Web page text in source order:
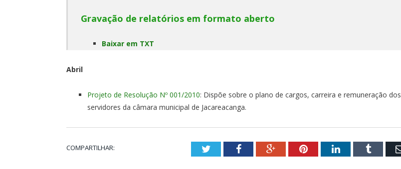
Gravação de relatórios em formato aberto
Baixar em TXT
Abril
Projeto de Resolução Nº 001/2010: Dispõe sobre o plano de cargos, carreira e remuneração dos
servidores da câmara municipal de Jacareacanga.
COMPARTILHAR: TwitterFacebookGoogle+PinterestLinkedInTumblr